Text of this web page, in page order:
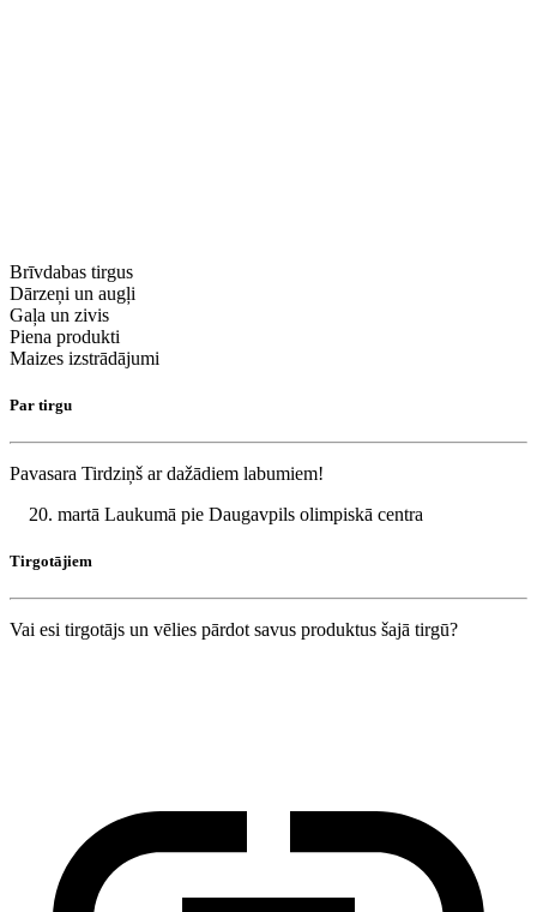
Brīvdabas tirgus
Dārzeņi un augļi
Gaļa un zivis
Piena produkti
Maizes izstrādājumi
Par tirgu
Pavasara Tirdziņš ar dažādiem labumiem!
martā Laukumā pie Daugavpils olimpiskā centra
Tirgotājiem
Vai esi tirgotājs un vēlies pārdot savus produktus šajā tirgū?